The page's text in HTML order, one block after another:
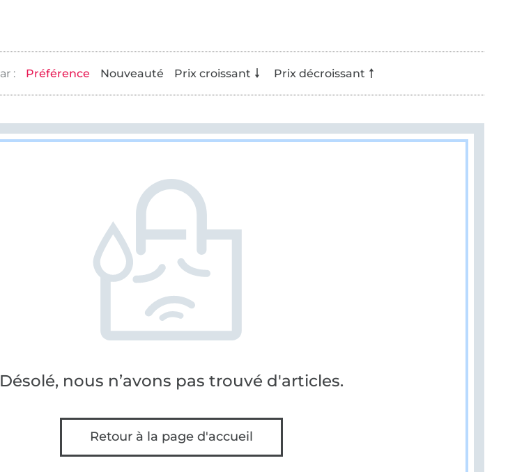
Préférence Nouveauté Prix croissant Prix décroissant
Désolé, nous n’avons pas trouvé d'articles.
Retour à la page d'accueil